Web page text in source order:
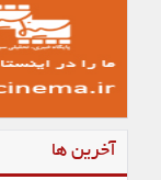
آخرین ها